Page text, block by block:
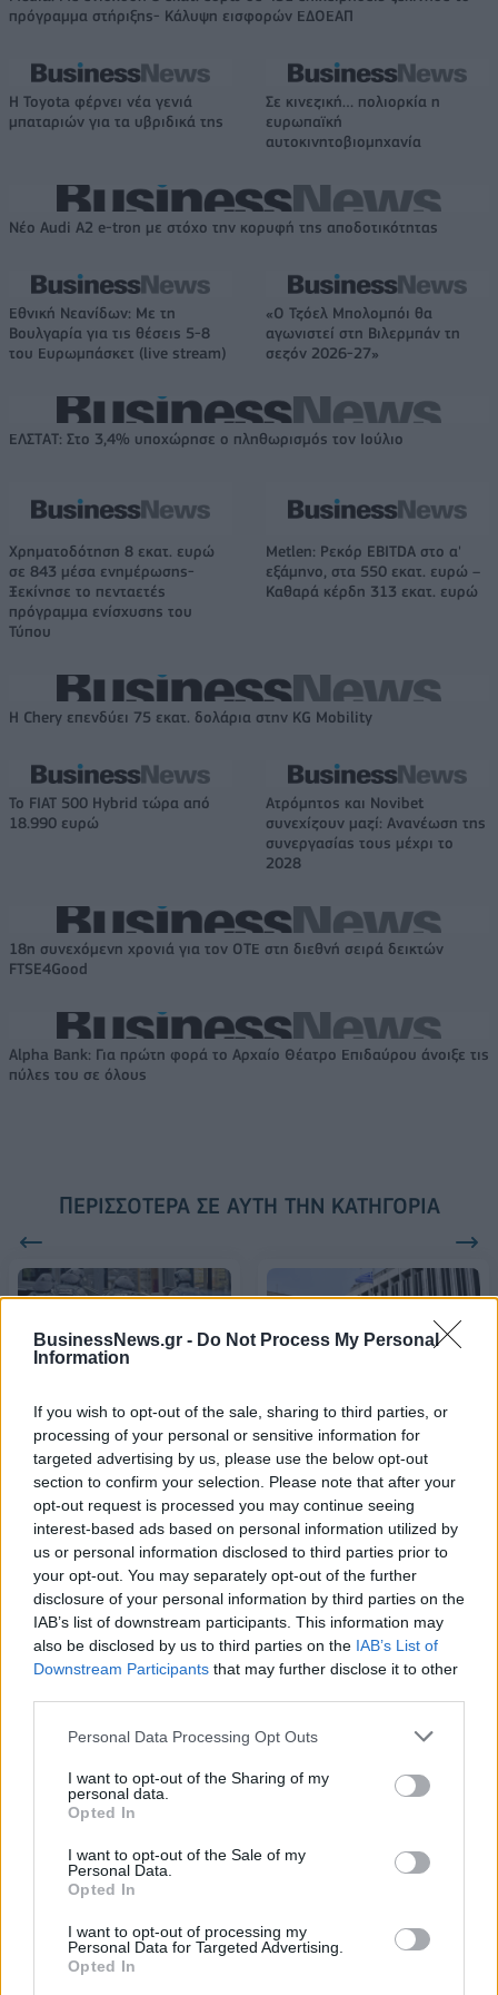
BusinessNews.gr - Do Not Process My Personal
Information
If you wish to opt-out of the sale, sharing to third parties, or
processing of your personal or sensitive information for
targeted advertising by us, please use the below opt-out
section to confirm your selection. Please note that after your
opt-out request is processed you may continue seeing
interest-based ads based on personal information utilized by
us or personal information disclosed to third parties prior to
your opt-out. You may separately opt-out of the further
disclosure of your personal information by third parties on the
IAB’s list of downstream participants. This information may
also be disclosed by us to third parties on the IAB’s List of
Downstream Participants that may further disclose it to other
Personal Data Processing Opt Outs
I want to opt-out of the Sharing of my
personal data.
Opted In
I want to opt-out of the Sale of my
Personal Data.
Opted In
I want to opt-out of processing my
Personal Data for Targeted Advertising.
Opted In
πρόγραμμα στήριξης- Κάλυψη εισφορών ΕΔΟΕΑΠ
Η Toyota φέρνει νέα γενιά
μπαταριών για τα υβριδικά της
Σε κινεζική… πολιορκία η
ευρωπαϊκή
αυτοκινητοβιομηχανία
Νέο Audi A2 e-tron με στόχο την κορυφή της αποδοτικότητας
Εθνική Νεανίδων: Με τη
Βουλγαρία για τις θέσεις 5-8
του Ευρωμπάσκετ (live stream)
«Ο Τζόελ Μπολομπόι θα
αγωνιστεί στη Βιλερμπάν τη
σεζόν 2026-27»
ΕΛΣΤΑΤ: Στο 3,4% υποχώρησε ο πληθωρισμός τον Ιούλιο
Χρηματοδότηση 8 εκατ. ευρώ
σε 843 μέσα ενημέρωσης-
Ξεκίνησε το πενταετές
πρόγραμμα ενίσχυσης του
Τύπου
Metlen: Ρεκόρ EBITDA στο α'
εξάμηνο, στα 550 εκατ. ευρώ –
Καθαρά κέρδη 313 εκατ. ευρώ
Η Chery επενδύει 75 εκατ. δολάρια στην KG Mobility
Το FIAT 500 Hybrid τώρα από
18.990 ευρώ
Ατρόμητος και Novibet
συνεχίζουν μαζί: Ανανέωση της
συνεργασίας τους μέχρι το
2028
18η συνεχόμενη χρονιά για τον ΟΤΕ στη διεθνή σειρά δεικτών
FTSE4Good
Alpha Bank: Για πρώτη φορά το Αρχαίο Θέατρο Επιδαύρου άνοιξε τις
πύλες του σε όλους
ΠΕΡΙΣΣΌΤΕΡΑ ΣΕ ΑΥΤΉ ΤΗΝ ΚΑΤΗΓΟΡΊΑ
Ολλανδία:
Απελευθερώθηκε και ο
τελευταίος όμηρος-
Συνελήφθη ο δράστης
30/03/2024 - 16:55
καλωσορίζει τη Βουλγαρία
και τη Ρουμανία στη ζώνη
Σένγκεν
31/03/2024 - 15:46
με 916 προϊόντα
08/08/2026 - 12:12